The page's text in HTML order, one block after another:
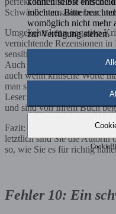
Schwächen auszumerzen
Umgekehrt kann negative
vernichtende Rezensionen
sensible Autorinnen und
Auch hier gilt: Es handelt
auch wenn kritische Worte
man sie nicht zu sehr an sich
Leser Ihres Buches sehen
und sind von Ihrem Buch
Fazit: Kritik ist wichtig und
letztlich sind Sie die Autorin
so, wie Sie es für richtig
Fehler 10: Ein
möchten. Bitte
womöglich nicht mehr
zur Verfügung stehen.